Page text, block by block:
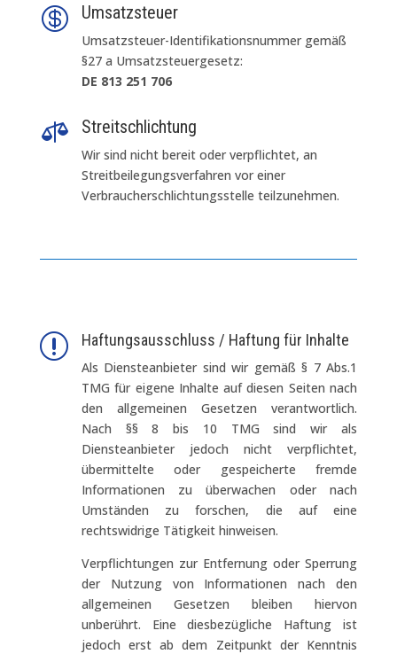
 Umsatzsteuer
Umsatzsteuer-Identifikationsnummer gemäß
§27 a Umsatzsteuergesetz:
DE 813 251 706
 Streitschlichtung
Wir sind nicht bereit oder verpflichtet, an
Streitbeilegungsverfahren vor einer
Verbraucherschlichtungsstelle teilzunehmen.
r Haftungsausschluss / Haftung für Inhalte
Als Diensteanbieter sind wir gemäß § 7 Abs.1
TMG für eigene Inhalte auf diesen Seiten nach
den allgemeinen Gesetzen verantwortlich.
Nach §§ 8 bis 10 TMG sind wir als
Diensteanbieter jedoch nicht verpflichtet,
übermittelte oder gespeicherte fremde
Informationen zu überwachen oder nach
Umständen zu forschen, die auf eine
rechtswidrige Tätigkeit hinweisen.
Verpflichtungen zur Entfernung oder Sperrung
der Nutzung von Informationen nach den
allgemeinen Gesetzen bleiben hiervon
unberührt. Eine diesbezügliche Haftung ist
jedoch erst ab dem Zeitpunkt der Kenntnis